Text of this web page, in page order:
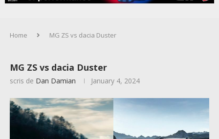
Home MG ZS vs dacia Duster
MG ZS vs dacia Duster
scris de Dan Damian January 4, 2024